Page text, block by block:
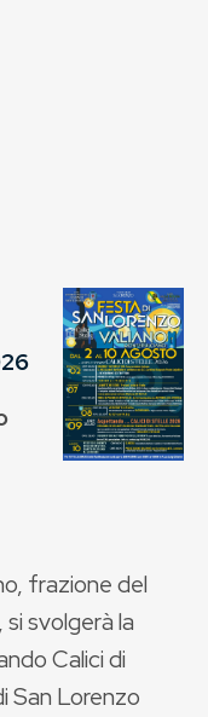
frazione del
svolgerà la
Calici di
San Lorenzo